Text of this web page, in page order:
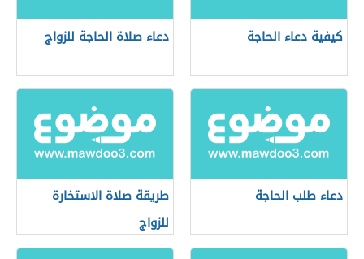
كيفية دعاء الحاجة دعاء صلاة الحاجة للزواج
دعاء طلب الحاجة
طريقة صلاة الاستخارة
للزواج